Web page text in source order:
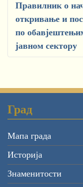
Правилник о
откривање и
по
јавном сектору
за
јавном
Пријава
Службеник
Херцег Нови
пословног
Град
Мапа града
Историја
Знаменитости